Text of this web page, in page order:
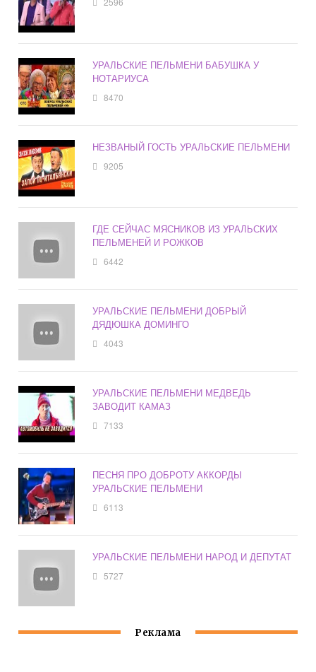
УРАЛЬСКИЕ ПЕЛЬМЕНИ БАБУШКА У
НОТАРИУСА
8470
НЕЗВАНЫЙ ГОСТЬ УРАЛЬСКИЕ ПЕЛЬМЕНИ
9205
ГДЕ СЕЙЧАС МЯСНИКОВ ИЗ УРАЛЬСКИХ
ПЕЛЬМЕНЕЙ И РОЖКОВ
6442
УРАЛЬСКИЕ ПЕЛЬМЕНИ ДОБРЫЙ
ДЯДЮШКА ДОМИНГО
4043
УРАЛЬСКИЕ ПЕЛЬМЕНИ МЕДВЕДЬ
ЗАВОДИТ КАМАЗ
7133
ПЕСНЯ ПРО ДОБРОТУ АККОРДЫ
УРАЛЬСКИЕ ПЕЛЬМЕНИ
6113
УРАЛЬСКИЕ ПЕЛЬМЕНИ НАРОД И ДЕПУТАТ
5727
Реклама